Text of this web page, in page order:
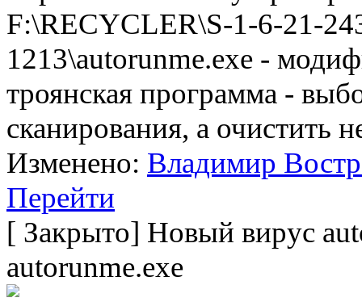
F:\RECYCLER\S-1-6-21-
1213\autorunme.exe -
троянская программа -
сканирования, а очистить
Изменено: Владимир
Перейти
[ Закрыто] Новый вирус
autorunme.exe